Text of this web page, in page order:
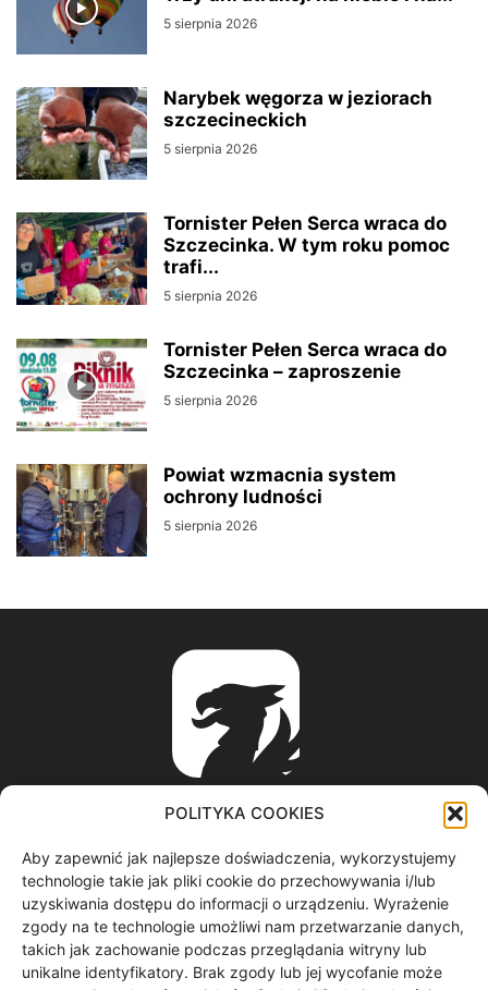
POLITYKA COOKIES
Aby zapewnić jak najlepsze doświadczenia, wykorzystujemy
technologie takie jak pliki cookie do przechowywania i/lub
uzyskiwania dostępu do informacji o urządzeniu. Wyrażenie
zgody na te technologie umożliwi nam przetwarzanie danych,
takich jak zachowanie podczas przeglądania witryny lub
unikalne identyfikatory. Brak zgody lub jej wycofanie może
5 sierpnia 2026
Narybek węgorza w jeziorach
szczecineckich
5 sierpnia 2026
Tornister Pełen Serca wraca do
Szczecinka. W tym roku pomoc
trafi...
5 sierpnia 2026
Tornister Pełen Serca wraca do
Szczecinka – zaproszenie
5 sierpnia 2026
Powiat wzmacnia system
ochrony ludności
5 sierpnia 2026
ABOUT US
informacje z regionu / nagrania filmowe / produkcja video /
spoty reklamowe / materiały graficzne